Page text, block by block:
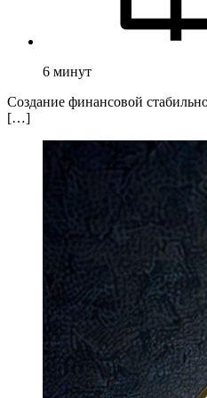
6 минут
Создание финансовой
[…]